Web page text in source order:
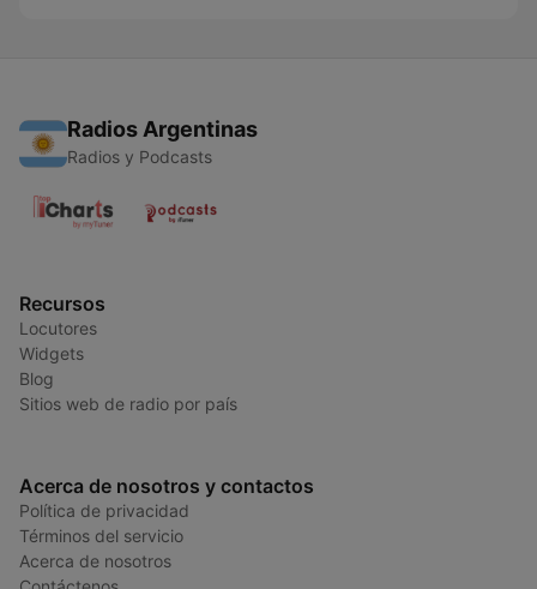
Radios Argentinas
Radios y Podcasts
Recursos
Locutores
Widgets
Blog
Sitios web de radio por país
Acerca de nosotros y contactos
Política de privacidad
Términos del servicio
Acerca de nosotros